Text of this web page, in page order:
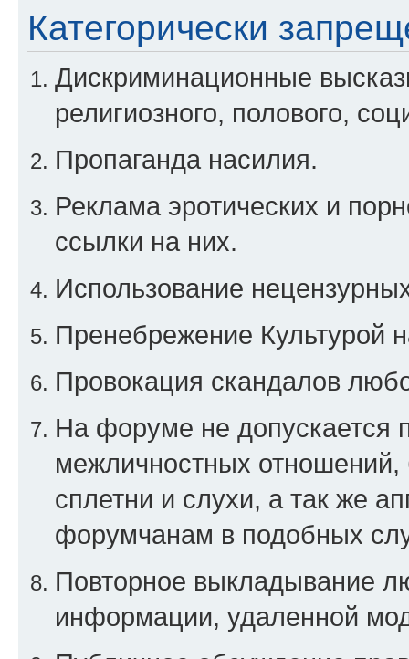
Категорически
Дискриминационные
религиозного, полового,
Пропаганда насилия.
Реклама эротических и
ссылки на них.
Использование
Пренебрежение Культурой
Провокация скандалов
На форуме не допускается
межличностных отношений,
сплетни и слухи, а так же
форумчанам в подобных
Повторное выкладывание
информации, удаленной